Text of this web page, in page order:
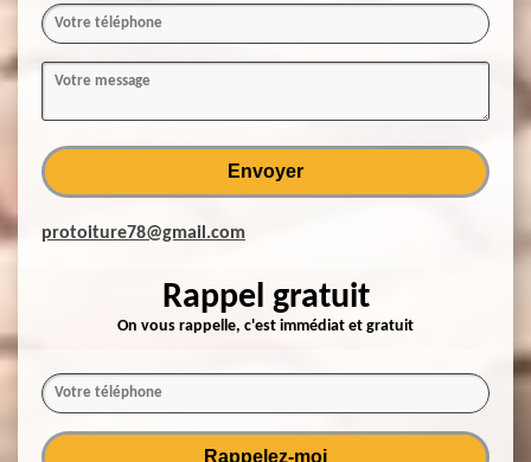
protoiture78@gmail.com
Rappel gratuit
On vous rappelle, c'est immédiat et gratuit